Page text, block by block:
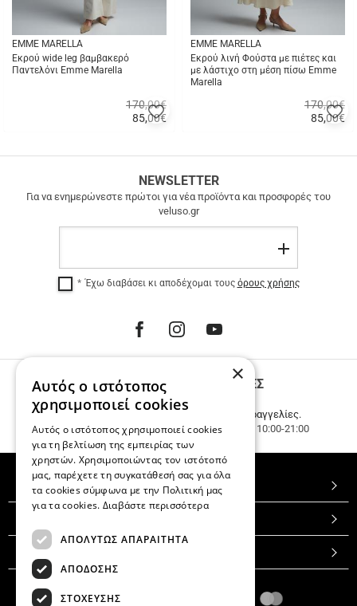
EMME MARELLA
Εκρού wide leg βαμβακερό
Παντελόνι Emme Marella
85,00€
170,00€Προσθήκη
στα
μου
EMME MARELLA
Εκρού λινή Φούστα με πιέτες και
με λάστιχο στη μέση πίσω Emme
Marella
85,00€
170,00€
ΜΕΤΑΦΟΡΙΚΑ
ΜΕΤΑΦΟΡΙΚΑ
100
ΑΤΟΚΕΣ
ΔΟΣΕΙΣ
ανεξαρτήτως
NEWSLETTER
Για να ενημερώνεστε πρώτοι για νέα προϊόντα και προσφορές του
veluso.gr
Έχω διαβάσει κι αποδέχομαι τους όρους χρήσης
ΤΗΛΕΦΩΝΙΚΕΣ ΠΑΡΑΓΓΕΛΙΕΣ
Καλέστε μας231 023 3270
Εξυπηρέτηση πελατών & τηλεφωνικές παραγγελίες.
Δευ. - Τετ.- Σαβ. 10:00-15:00, Τρ.- Πεμπ.- Παρ. 10:00-21:00
TOP ΚΑΤΗΓΟΡΙΕΣ
VELUSO BOUTIQUE
×
Αυτός ο ιστότοπος
χρησιμοποιεί cookies
Αυτός ο ιστότοπος χρησιμοποιεί cookies
για τη βελτίωση της εμπειρίας των
χρηστών. Χρησιμοποιώντας τον ιστότοπό
μας, παρέχετε τη συγκατάθεσή σας για όλα
τα cookies σύμφωνα με την Πολιτική μας
για τα cookies. Διαβάστε περισσότερα
ΑΠΟΛΥΤΩΣ ΑΠΑΡΑΙΤΗΤΑ
ΑΠΟΔΟΣΗΣ
ΣΤΟΧΕΥΣΗΣ